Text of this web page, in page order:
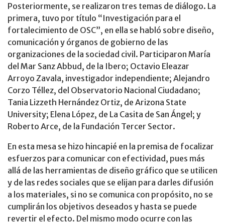
Posteriormente, se realizaron tres temas de diálogo. La
primera, tuvo por título “Investigación para el
fortalecimiento de OSC”, en ella se habló sobre diseño,
comunicación y órganos de gobierno de las
organizaciones de la sociedad civil. Participaron María
del Mar Sanz Abbud, de la Ibero; Octavio Eleazar
Arroyo Zavala, investigador independiente; Alejandro
Corzo Téllez, del Observatorio Nacional Ciudadano;
Tania Lizzeth Hernández Ortiz, de Arizona State
University; Elena López, de La Casita de San Ángel; y
Roberto Arce, de la Fundación Tercer Sector.
En esta mesa se hizo hincapié en la premisa de focalizar
esfuerzos para comunicar con efectividad, pues más
allá de las herramientas de diseño gráfico que se utilicen
y de las redes sociales que se elijan para darles difusión
a los materiales, si no se comunica con propósito, no se
cumplirán los objetivos deseados y hasta se puede
revertir el efecto. Del mismo modo ocurre con las